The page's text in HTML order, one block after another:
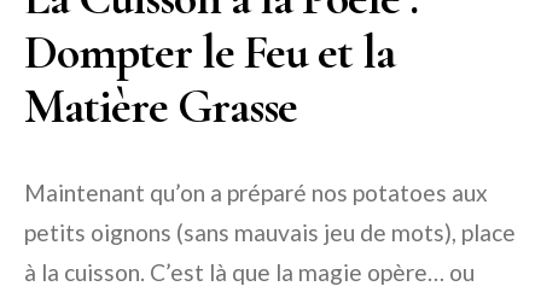
Dompter le Feu et la
Matière Grasse
Maintenant qu’on a préparé nos potatoes aux
petits oignons (sans mauvais jeu de mots), place
à la cuisson. C’est là que la magie opère… ou